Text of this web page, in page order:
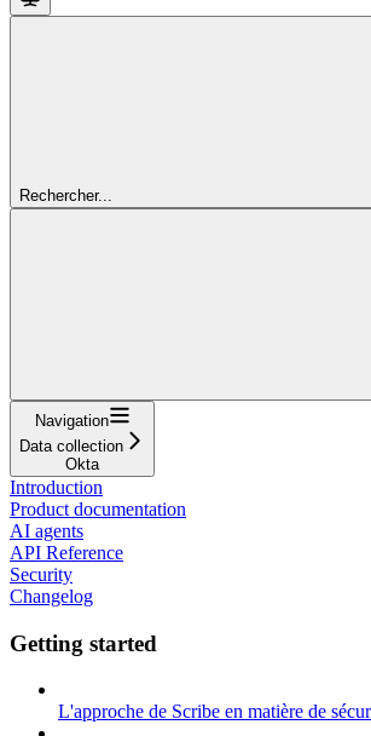
Rechercher...
Navigation
Data collection
Okta
Introduction
Product documentation
AI agents
API Reference
Security
Changelog
Getting started
L'approche de Scribe en matière de